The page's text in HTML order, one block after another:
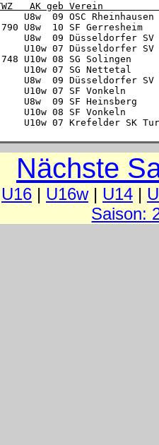
AK geb Verein
09 OSC
U8w  10 SF
U8w  09 Düsseldorfer
U10w 07 Düsseldorfer
U10w 08 SG
U10w 07 SG Nettetal
U8w  09 Düsseldorfer
U10w 07 SF Vonkeln
U8w  09 SF Heinsberg
U10w 08 SF Vonkeln
U10w 07 Krefelder SK
Nächste
U16 | U16w| U14 |
Saison: